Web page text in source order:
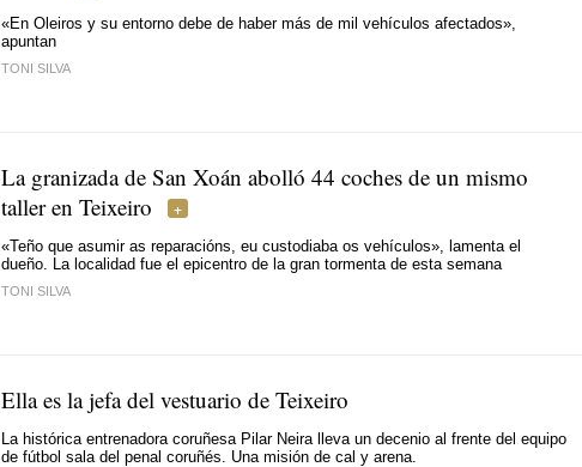
«En Oleiros y su entorno debe de haber más de mil vehículos afectados»,
apuntan
TONI SILVA
La granizada de San Xoán abolló 44 coches de un mismo
taller en Teixeiro
«Teño que asumir as reparacións, eu custodiaba os vehículos» , lamenta el
dueño. La localidad fue el epicentro de la gran tormenta de esta semana
TONI SILVA
Ella es la jefa del vestuario de Teixeiro
La histórica entrenadora coruñesa Pilar Neira lleva un decenio al frente del equipo
de fútbol sala del penal coruñés. Una misión de cal y arena.